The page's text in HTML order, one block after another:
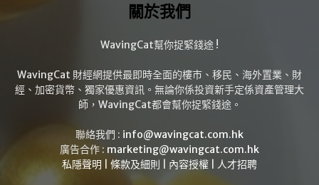
關於我們
WavingCat幫你捉緊錢途 !
WavingCat 財經網提供最即時全面的樓市、移民、海外置業、財
經、加密貨幣、獨家優惠資訊。無論你係投資新手定係資產管理大
師，WavingCat都會幫你捉緊錢途。
聯絡我們 : info@wavingcat.com.hk
廣告合作 : marketing@wavingcat.com.hk
私隱聲明
條款及細則 內容授權 人才招聘